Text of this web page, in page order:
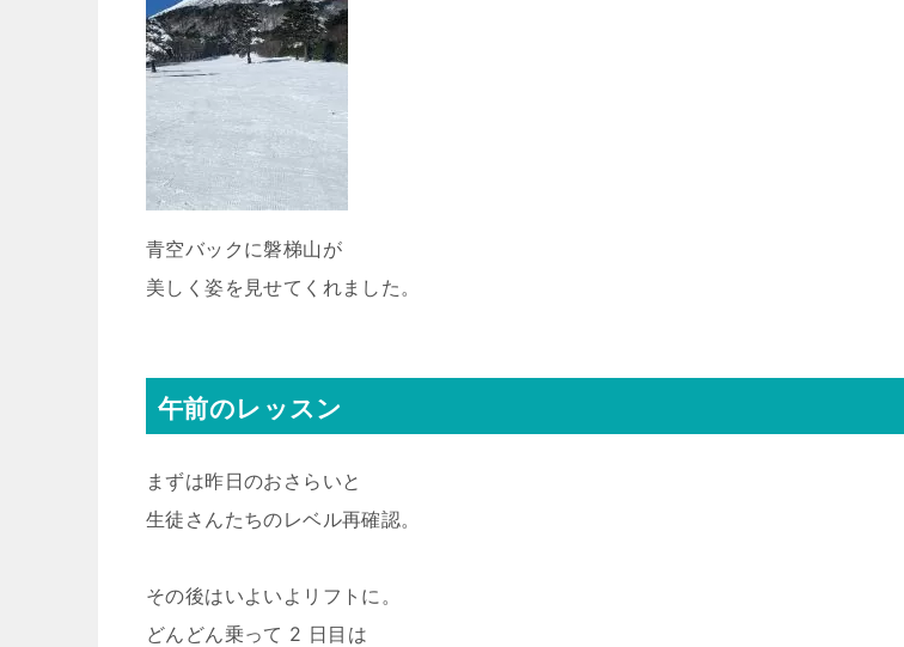
青空バックに磐梯山が
美しく姿を見せてくれました。
午前のレッスン
まずは昨日のおさらいと
生徒さんたちのレベル再確認。
その後はいよいよリフトに。
どんどん乗って 2 日目は